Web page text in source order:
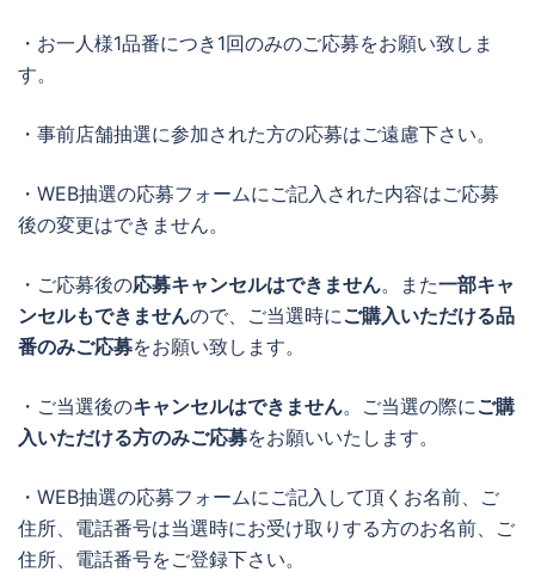
・お一人様1品番につき1回のみのご応募をお願い致しま
す。
・事前店舗抽選に参加された方の応募はご遠慮下さい。
・WEB抽選の応募フォームにご記入された内容はご応募
後の変更はできません。
・ご応募後の応募キャンセルはできません。また一部キャ
ンセルもできませんので、ご当選時に ご購入いただける品
番のみご応募をお願い致します。
・ご当選後のキャンセルはできません。ご当選の際に ご購
入いただける方のみご応募をお願いいたします。
・WEB抽選の応募フォームにご記入して頂くお名前、ご
住所、電話番号は当選時にお受け取りする方のお名前、ご
住所、電話番号をご登録下さい。